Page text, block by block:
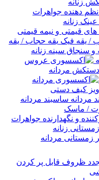
زنانه
دهنده جواهرات
زنانه
قیمتی و نیمه قیمتی
یقه حجاب / یقه
و سنجاق سینه زنانه
دستکش مردانه
آویز کیف دستی
ساسبند مردانه
/ ماسک
و نگهدارنده جواهرات
زنانه
مردانه
ظروف قابل پر کردن